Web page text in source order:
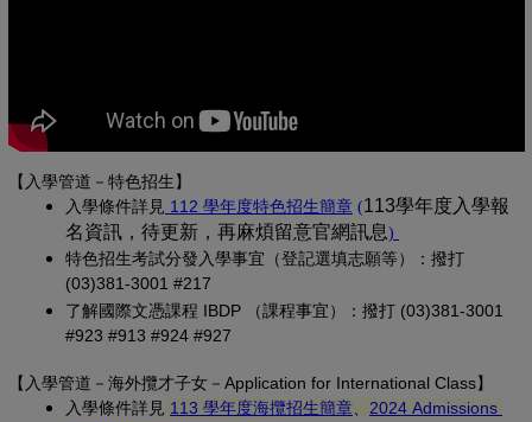
【入學管道－特色招生】
入學條件詳見 112 學年度特色招生簡章 (另開新視窗)
((PDF 檔，另開新視
113學年度入學報
名資訊，待更新，再麻煩留意官網訊息)
特色招生考試分發入學事宜（登記選填志願等）：撥打
(03)381-3001 #217
了解國際文憑課程 IBDP （課程事宜）：撥打 (03)381-3001
#923 #913 #924 #927
【 入學管道－ 海外攬才子女 －Application for International Class】
入學條件詳見 113 學年度海攬招生簡章 (另開新視窗)
2024 Admissions